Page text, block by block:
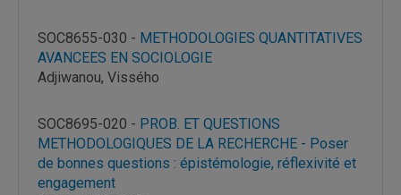
SOC8655-030 - METHODOLOGIES QUANTITATIVES
AVANCEES EN SOCIOLOGIE
Adjiwanou, Vissého
SOC8695-020 - PROB. ET QUESTIONS
METHODOLOGIQUES DE LA RECHERCHE - Poser
de bonnes questions : épistémologie, réflexivité et
engagement